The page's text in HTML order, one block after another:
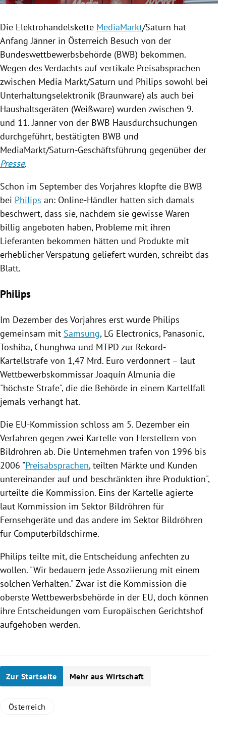
Untermenü
Die Elektrohandelskette MediaMarkt/Saturn hat
Anfang Jänner in Österreich Besuch von der
Bundeswettbewerbsbehörde (BWB) bekommen.
Wegen des Verdachts auf vertikale Preisabsprachen
zwischen Media Markt/Saturn und Philips sowohl bei
Unterhaltungselektronik(Braunware) als auch bei
Haushaltsgeräten (Weißware) wurden zwischen 9.
und 11. Jänner von der BWB Hausdurchsuchungen
durchgeführt, bestätigten BWB und
MediaMarkt/Saturn-Geschäftsführung gegenüber der
Presse.
Schon im September des Vorjahres klopfte die BWB
bei Philips an: Online-Händler hatten sich damals
beschwert, dass sie, nachdem sie gewisse Waren
billig angeboten haben, Probleme mit ihren
Lieferanten bekommen hätten und Produkte mit
erheblicher Verspätung geliefert würden, schreibt das
Blatt.
Philips
Im Dezember des Vorjahres erst wurde Philips
gemeinsam mit Samsung, LG Electronics, Panasonic,
Toshiba, Chunghwa und MTPD zur Rekord-
Kartellstrafe von 1,47 Mrd. Euro verdonnert – laut
WettbewerbskommissarJoaquín Almunia die
"höchste Strafe", die die Behörde in einem Kartellfall
jemals verhängt hat.
Die EU-Kommission schloss am 5. Dezember ein
Verfahren gegen zwei Kartelle von Herstellern von
Bildröhren ab. Die Unternehmen trafen von 1996 bis
2006 "Preisabsprachen, teilten Märkte und Kunden
untereinander auf und beschränkten ihre Produktion",
urteilte die Kommission. Eins der Kartelle agierte
laut Kommission im Sektor Bildröhren für
Fernsehgeräte und das andere im Sektor Bildröhren
für Computerbildschirme.
Philips teilte mit, die Entscheidung anfechten zu
wollen. "Wir bedauern jede Assoziierung mit einem
solchen Verhalten." Zwar ist die Kommission die
oberste Wettbewerbsbehörde in der EU, doch können
ihre Entscheidungen vom Europäischen Gerichtshof
aufgehoben werden.
Zur Startseite Mehr aus Wirtschaft
Österreich